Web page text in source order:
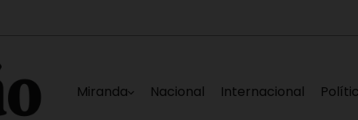
Miranda Nacional Internacional